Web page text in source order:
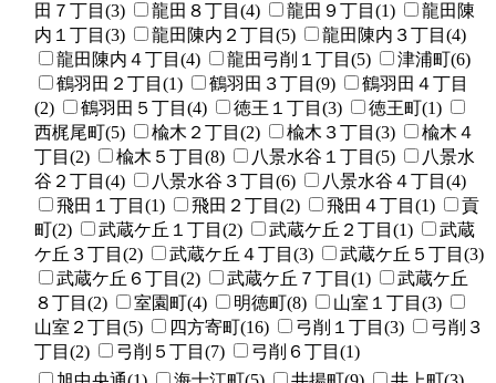
田７丁目(3)
龍田８丁目(4) 龍田９丁目(1)
龍田陳
内１丁目(3)
龍田陳内２丁目(5)
龍田陳内３丁目(4)
龍田陳内４丁目(4)
龍田弓削１丁目(5)
津浦町(6)
鶴羽田２丁目(1)
鶴羽田３丁目(9)
鶴羽田４丁目
(2)
鶴羽田５丁目(4) 徳王１丁目(3)
徳王町(1)
西梶尾町(5)
楡木２丁目(2) 楡木３丁目(3)
楡木４
丁目(2)
楡木５丁目(8) 八景水谷１丁目(5)
八景水
谷２丁目(4)
八景水谷３丁目(6)
八景水谷４丁目(4)
飛田１丁目(1)
飛田２丁目(2) 飛田４丁目(1)
貢
町(2)
武蔵ケ丘１丁目(2) 武蔵ケ丘２丁目(1)
武蔵
ケ丘３丁目(2)
武蔵ケ丘４丁目(3)
武蔵ケ丘５丁目(3)
武蔵ケ丘６丁目(2)
武蔵ケ丘７丁目(1)
武蔵ケ丘
８丁目(2)
室園町(4) 明徳町(8)
山室１丁目(3)
山室２丁目(5)
四方寄町(16) 弓削１丁目(3)
弓削３
丁目(2)
弓削５丁目(7) 弓削６丁目(1)